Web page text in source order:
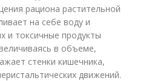
рациона растительной
на себе воду и
и токсичные продукты
в объеме,
стенки кишечника,
движений.